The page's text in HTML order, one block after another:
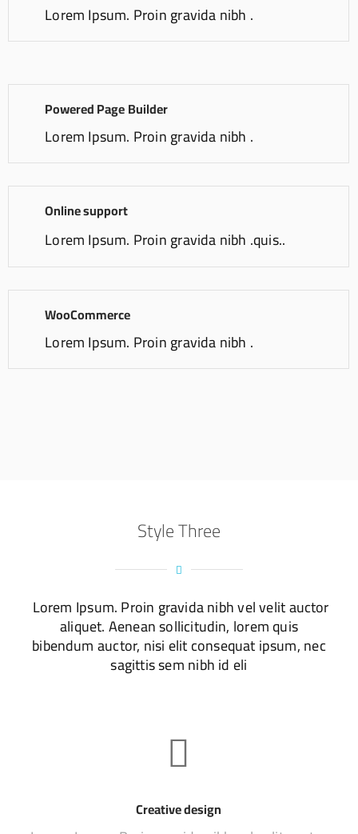
Lorem Ipsum. Proin gravida nibh .
Powered Page Builder
Lorem Ipsum. Proin gravida nibh .
Online support
Lorem Ipsum. Proin gravida nibh .quis..
WooCommerce
Lorem Ipsum. Proin gravida nibh .
Style Three
Lorem Ipsum. Proin gravida nibh vel velit auctor
aliquet. Aenean sollicitudin, lorem quis
bibendum auctor, nisi elit consequat ipsum, nec
sagittis sem nibh id eli
Creative design